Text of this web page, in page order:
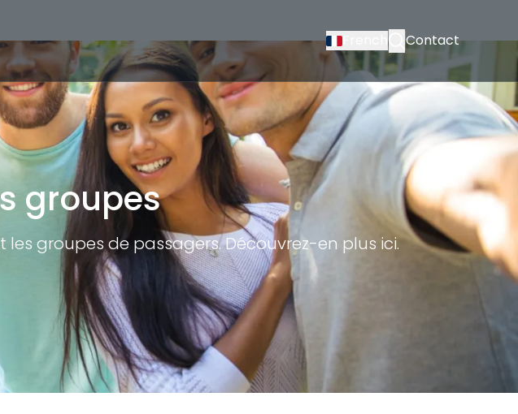
Contact
groupes
groupes de passagers. Découvrez-en plus ici.